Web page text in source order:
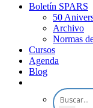
Boletín SPARS
50
Archivo
Normas
Cursos
Agenda
Blog